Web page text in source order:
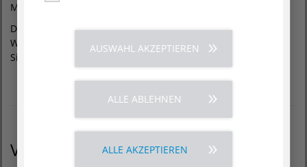
Markusevangelium, Kapitel 12, Verse 30-31)
Das prägt unser Handeln. Fünf Werte zeigen in besonderer
Weise die Haltung, in der wir arbeiten. Sie verbinden uns.
Sie fordern uns heraus.
Vision
AUSWAHL AKZEPTIEREN
ALLE ABLEHNEN
ALLE AKZEPTIEREN